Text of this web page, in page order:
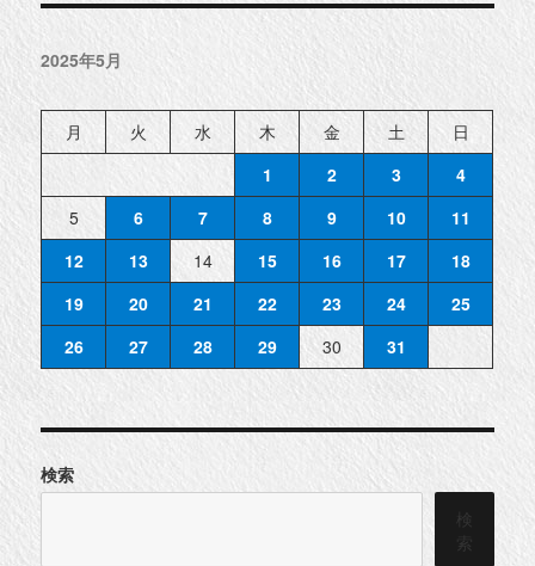
2025年5月
月 火 水 木 金 土
日
1
2 3
4
5
6 7 8 9 10
11
12
13 14 15 16 17
18
19
20 21 22 23 24
25
26
27 28 29 30 31
検索
検
索